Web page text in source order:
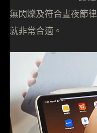
無閃爍及符合晝夜節
就非常合適。